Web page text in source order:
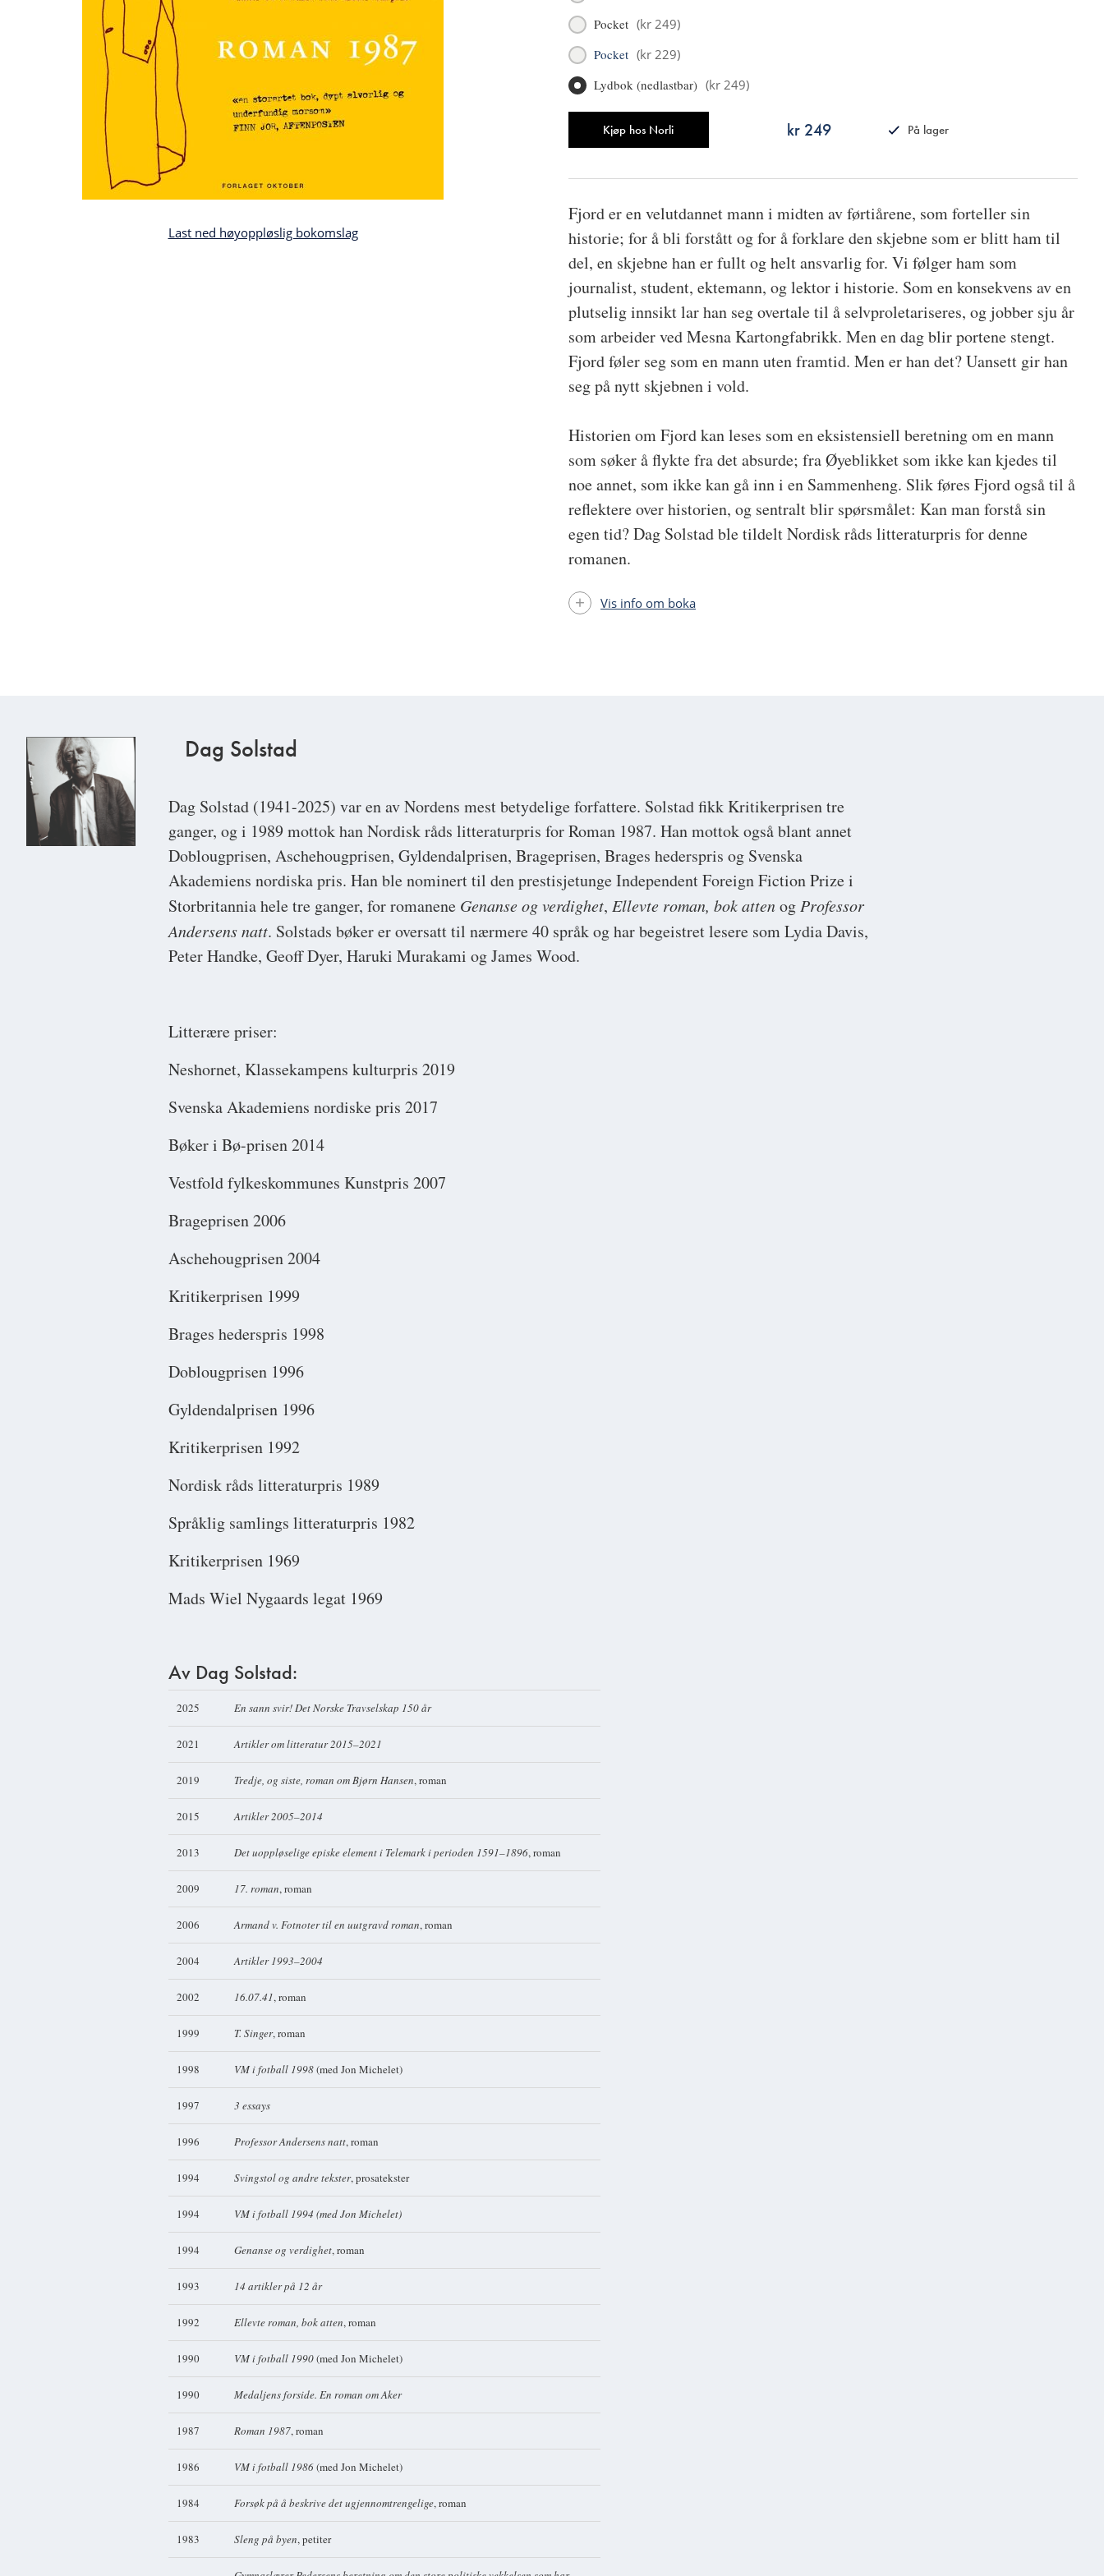
Last ned høyoppløslig bokomslag
Pocket (kr 249)
Pocket (kr 229)
Lydbok (nedlastbar) (kr 249)
Kjøp hos Norli kr 249
På lager
Fjord er en velutdannet mann i midten av førtiårene, som forteller sin
historie; for å bli forstått og for å forklare den skjebne som er blitt ham til
del, en skjebne han er fullt og helt ansvarlig for. Vi følger ham som
journalist, student, ektemann, og lektor i historie. Som en konsekvens av en
plutselig innsikt lar han seg overtale til å selvproletariseres, og jobber sju år
som arbeider ved Mesna Kartongfabrikk. Men en dag blir portene stengt.
Fjord føler seg som en mann uten framtid. Men er han det? Uansett gir han
seg på nytt skjebnen i vold.
Historien om Fjord kan leses som en eksistensiell beretning om en mann
som søker å flykte fra det absurde; fra Øyeblikket som ikke kan kjedes til
noe annet, som ikke kan gå inn i en Sammenheng. Slik føres Fjord også til å
reflektere over historien, og sentralt blir spørsmålet: Kan man forstå sin
egen tid? Dag Solstad ble tildelt Nordisk råds litteraturpris for denne
romanen.
Vis info om boka
Dag Solstad
Dag Solstad (1941-2025) var en av Nordens mest betydelige forfattere. Solstad fikk Kritikerprisen tre
ganger, og i 1989 mottok han Nordisk råds litteraturpris for Roman 1987. Han mottok også blant annet
Doblougprisen, Aschehougprisen, Gyldendalprisen, Brageprisen, Brages hederspris og Svenska
Akademiens nordiska pris. Han ble nominert til den prestisjetunge Independent Foreign Fiction Prize i
Storbritannia hele tre ganger, for romanene Genanse og verdighet, Ellevte roman, bok attenog Professor
Andersens natt. Solstads bøker er oversatt til nærmere 40 språk og har begeistret lesere som Lydia Davis,
Peter Handke, Geoff Dyer, Haruki Murakami og James Wood.
Litterære priser:
Neshornet, Klassekampens kulturpris 2019
Svenska Akademiens nordiske pris 2017
Bøker i Bø-prisen 2014
Vestfold fylkeskommunes Kunstpris 2007
Brageprisen 2006
Aschehougprisen 2004
Kritikerprisen 1999
Brages hederspris 1998
Doblougprisen 1996
Gyldendalprisen 1996
Kritikerprisen 1992
Nordisk råds litteraturpris 1989
Språklig samlings litteraturpris 1982
Kritikerprisen 1969
Mads Wiel Nygaards legat 1969
Av Dag Solstad:
2025 En sann svir! Det Norske Travselskap 150 år
2021 Artikler om litteratur 2015–2021
2019 Tredje, og siste, roman om Bjørn Hansen, roman
2015 Artikler 2005–2014
2013 Det uoppløselige episke element i Telemark i perioden 1591–1896, roman
2009 17. roman, roman
2006 Armand v. Fotnoter til en uutgravd roman, roman
2004 Artikler 1993–2004
2002 16.07.41, roman
1999 T. Singer, roman
1998 VM i fotball 1998(med Jon Michelet)
1997 3 essays
1996 Professor Andersens natt, roman
1994 Svingstol og andre tekster, prosatekster
1994 VM i fotball 1994 (med Jon Michelet)
1994 Genanse og verdighet, roman
1993 14 artikler på 12 år
1992 Ellevte roman, bok atten, roman
1990 VM i fotball 1990(med Jon Michelet)
1990 Medaljens forside. En roman om Aker
1987 Roman 1987, roman
1986 VM i fotball 1986(med Jon Michelet)
1984 Forsøk på å beskrive det ugjennomtrengelige, roman
1983 Sleng på byen, petiter